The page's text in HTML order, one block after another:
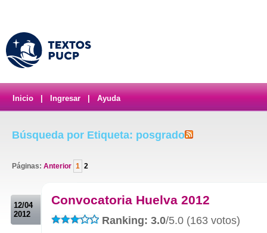
Inicio Ingresar Ayuda
Búsqueda por Etiqueta: posgrado
Páginas: Anterior 1 2
12/04
2012
Convocatoria Huelva 2012
Ranking: 3.0/5.0 (163 votos)